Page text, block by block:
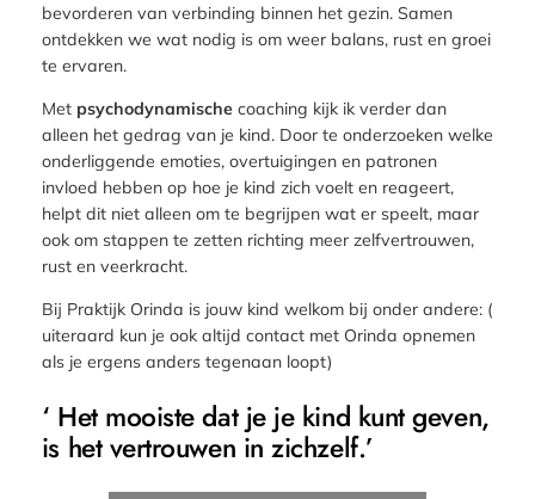
bevorderen van verbinding binnen het gezin. Samen
ontdekken we wat nodig is om weer balans, rust en groei
te ervaren.
Met psychodynamischecoaching kijk ik verder dan
alleen het gedrag van je kind. Door te onderzoeken welke
onderliggende emoties, overtuigingen en patronen
invloed hebben op hoe je kind zich voelt en reageert,
helpt dit niet alleen om te begrijpen wat er speelt, maar
ook om stappen te zetten richting meer zelfvertrouwen,
rust en veerkracht.
Bij Praktijk Orinda is jouw kind welkom bij onder andere: (
uiteraard kun je ook altijd contact met Orinda opnemen
als je ergens anders tegenaan loopt)
‘ Het mooiste dat je je kind kunt geven,
is het vertrouwen in zichzelf.’